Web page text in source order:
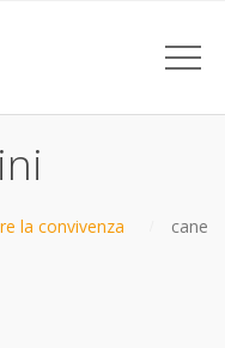
la convivenza
cane